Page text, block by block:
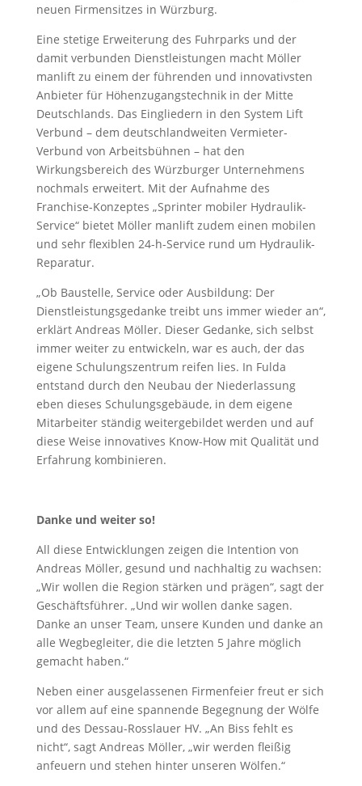
neuen Firmensitzes in Würzburg.
Eine stetige Erweiterung des Fuhrparks und der
damit verbunden Dienstleistungen macht Möller
manlift zu einem der führenden und innovativsten
Anbieter für Höhenzugangstechnik in der Mitte
Deutschlands. Das Eingliedern in den System Lift
Verbund – dem deutschlandweiten Vermieter-
Verbund von Arbeitsbühnen – hat den
Wirkungsbereich des Würzburger Unternehmens
nochmals erweitert. Mit der Aufnahme des
Franchise-Konzeptes „Sprinter mobiler Hydraulik-
Service“ bietet Möller manlift zudem einen mobilen
und sehr flexiblen 24-h-Service rund um Hydraulik-
Reparatur.
„Ob Baustelle, Service oder Ausbildung: Der
Dienstleistungsgedanke treibt uns immer wieder an“,
erklärt Andreas Möller. Dieser Gedanke, sich selbst
immer weiter zu entwickeln, war es auch, der das
eigene Schulungszentrum reifen lies. In Fulda
entstand durch den Neubau der Niederlassung
eben dieses Schulungsgebäude, in dem eigene
Mitarbeiter ständig weitergebildet werden und auf
diese Weise innovatives Know-How mit Qualität und
Erfahrung kombinieren.
Danke und weiter so!
All diese Entwicklungen zeigen die Intention von
Andreas Möller, gesund und nachhaltig zu wachsen:
„Wir wollen die Region stärken und prägen“, sagt der
Geschäftsführer. „Und wir wollen danke sagen.
Danke an unser Team, unsere Kunden und danke an
alle Wegbegleiter, die die letzten 5 Jahre möglich
gemacht haben.“
Neben einer ausgelassenen Firmenfeier freut er sich
vor allem auf eine spannende Begegnung der Wölfe
und des Dessau-Rosslauer HV. „An Biss fehlt es
nicht“, sagt Andreas Möller, „wir werden fleißig
anfeuern und stehen hinter unseren Wölfen.“